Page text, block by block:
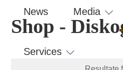
News Media
Services
Shop -